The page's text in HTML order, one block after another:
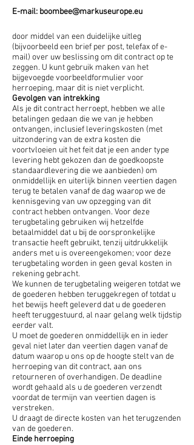
E-mail: boombee@markuseurope.eu
door middel van een duidelijke uitleg
(bijvoorbeeld een brief per post, telefax of e-
mail) over uw beslissing om dit contract op te
zeggen. U kunt gebruik maken van het
bijgevoegde voorbeeldformulier voor
herroeping, maar dit is niet verplicht.
Gevolgen van intrekking
Als je dit contract herroept, hebben we alle
betalingen gedaan die we van je hebben
ontvangen, inclusief leveringskosten (met
uitzondering van de extra kosten die
voortvloeien uit het feit dat je een ander type
levering hebt gekozen dan de goedkoopste
standaardlevering die we aanbieden) om
onmiddellijk en uiterlijk binnen veertien dagen
terug te betalen vanaf de dag waarop we de
kennisgeving van uw opzegging van dit
contract hebben ontvangen. Voor deze
terugbetaling gebruiken wij hetzelfde
betaalmiddel dat u bij de oorspronkelijke
transactie heeft gebruikt, tenzij uitdrukkelijk
anders met u is overeengekomen; voor deze
terugbetaling worden in geen geval kosten in
rekening gebracht.
We kunnen de terugbetaling weigeren totdat we
de goederen hebben teruggekregen of totdat u
het bewijs heeft geleverd dat u de goederen
heeft teruggestuurd, al naar gelang welk tijdstip
eerder valt.
U moet de goederen onmiddellijk en in ieder
geval niet later dan veertien dagen vanaf de
datum waarop u ons op de hoogte stelt van de
herroeping van dit contract, aan ons
retourneren of overhandigen. De deadline
wordt gehaald als u de goederen verzendt
voordat de termijn van veertien dagen is
verstreken.
U draagt de directe kosten van het terugzenden
van de goederen.
Einde herroeping